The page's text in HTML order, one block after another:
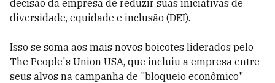
decisão da empresa de reduzir suas iniciativas de
diversidade, equidade e inclusão (DEI).
Isso se soma aos mais novos boicotes liderados pelo
The People's Union USA, que incluiu a empresa entre
seus alvos na campanha de "bloqueio econômico"